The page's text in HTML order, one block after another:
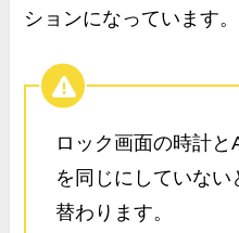
ションになっています。
ロック画面の時計
を同じにしていない
替わります。